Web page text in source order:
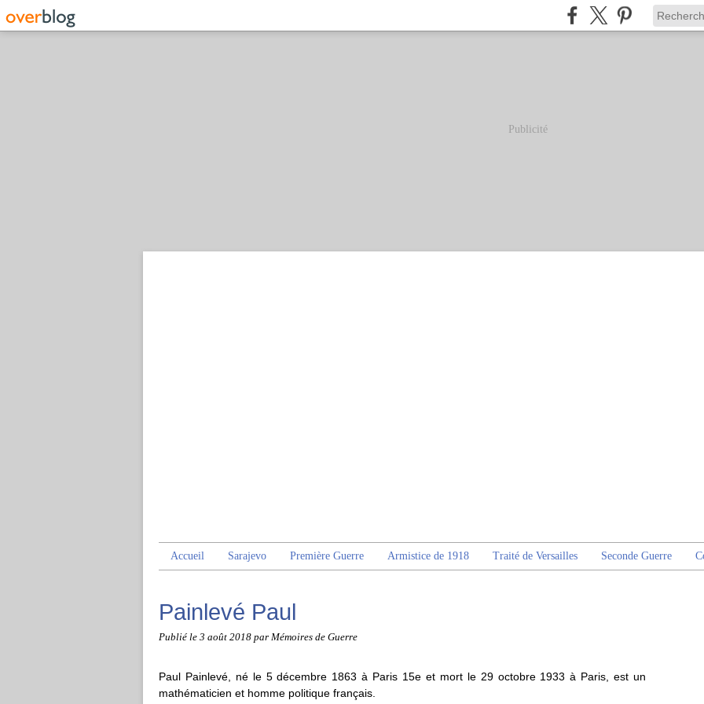
Publicité
Accueil Sarajevo Première Guerre Armistice de 1918 Traité de Versailles Seconde Guerre
Painlevé Paul
Publié le 3 août 2018 par Mémoires de Guerre
Paul Painlevé, né le 5 décembre 1863 à Paris 15e et mort le 29 octobre 1933 à Paris, est un
mathématicien et homme politique français.